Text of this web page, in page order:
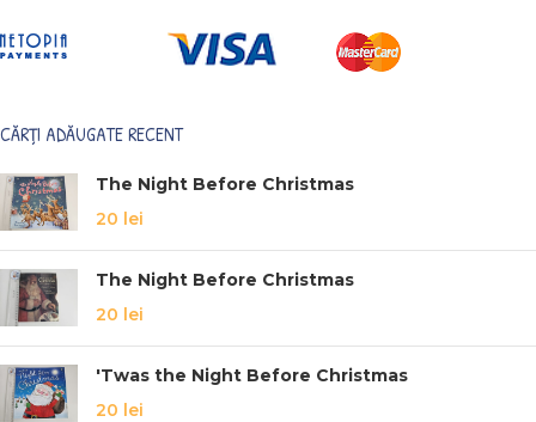
CĂRȚI ADĂUGATE RECENT
The Night Before Christmas
20 lei
The Night Before Christmas
20 lei
'Twas the Night Before Christmas
20 lei